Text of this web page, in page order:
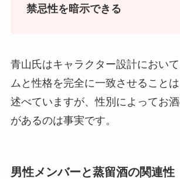
禁忌性を暗示できる
青山氏はキャラクター設計におい
ムと性格を完全に一致させること
述べていますが、性別によってお
があるのは事実です。
男性メンバーと蒸留酒の関連性